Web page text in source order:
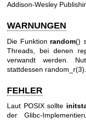
Addison-Wesley
WARNUNGEN
Die Funktion random()
Threads, bei denen
verwandt werden.
stattdessen random_r(3)
FEHLER
Laut POSIX sollte
der Glibc-